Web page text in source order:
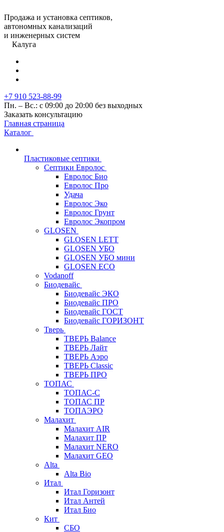
Продажа и установка септиков,
автономных канализаций
и инженерных систем
Калуга
+7 910 523-88-99
Пн. – Вс.: с 09:00 до 20:00 без выходных
Заказать консультацию
Главная страница
Каталог
Пластиковые септики
Септики Евролос
Евролос Био
Евролос Про
Удача
Евролос Эко
Евролос Грунт
Евролос Экопром
GLOSEN
GLOSEN LETT
GLOSEN УБО
GLOSEN УБО мини
GLOSEN ECO
Vodanoff
Биодевайс
Биодевайс ЭКО
Биодевайс ПРО
Биодевайс ГОСТ
Биодевайс ГОРИЗОНТ
Тверь
ТВЕРЬ Balance
ТВЕРЬ Лайт
ТВЕРЬ Аэро
ТВЕРЬ Classic
ТВЕРЬ ПРО
ТОПАС
ТОПАС-С
ТОПАС ПР
ТОПАЭРО
Малахит
Малахит AIR
Малахит ПР
Малахит NERO
Малахит GEO
Alta
Alta Bio
Итал
Итал Горизонт
Итал Антей
Итал Био
Кит
СБО